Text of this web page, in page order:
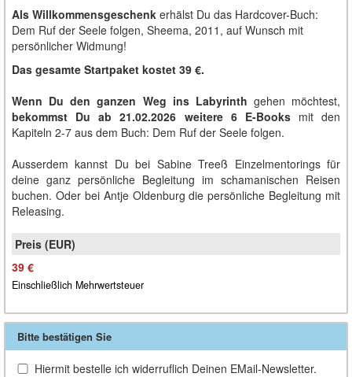
Als Willkommensgeschenk erhälst Du das Hardcover-Buch:
Dem Ruf der Seele folgen, Sheema, 2011, auf Wunsch mit
persönlicher Widmung!
Das gesamte Startpaket kostet 39 €.
Wenn Du den ganzen Weg ins Labyrinth gehen möchtest,
bekommst Du ab 21.02.2026 weitere 6 E-Books mit den
Kapiteln 2-7 aus dem Buch: Dem Ruf der Seele folgen.
Ausserdem kannst Du bei Sabine Treeß Einzelmentorings für
deine ganz persönliche Begleitung im schamanischen Reisen
buchen. Oder bei Antje Oldenburg die persönliche Begleitung mit
Releasing.
39 €
Einschließlich Mehrwertsteuer
Bitte bestätigen Sie
Hiermit bestelle ich widerruflich Deinen EMail-Newsletter.